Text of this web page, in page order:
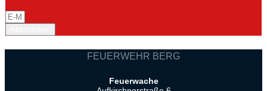
FEUERWEHR BERG
Feuerwache